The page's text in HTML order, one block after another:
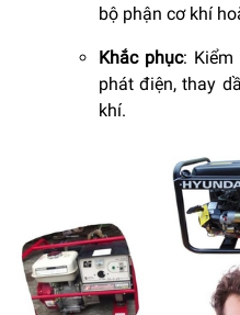
bộ phận cơ khí
Khắc phục:
phát điện, thay
khí.